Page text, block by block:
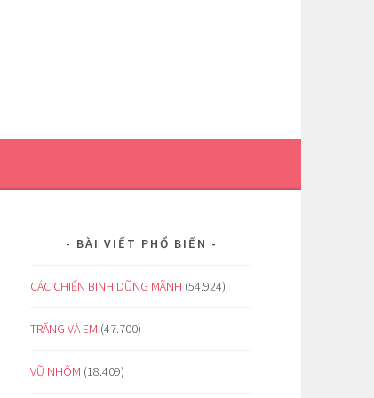
BÀI VIẾT PHỔ BIẾN
CÁC CHIẾN BINH DŨNG MÃNH (54.924)
TRĂNG VÀ EM (47.700)
VŨ NHÔM (18.409)